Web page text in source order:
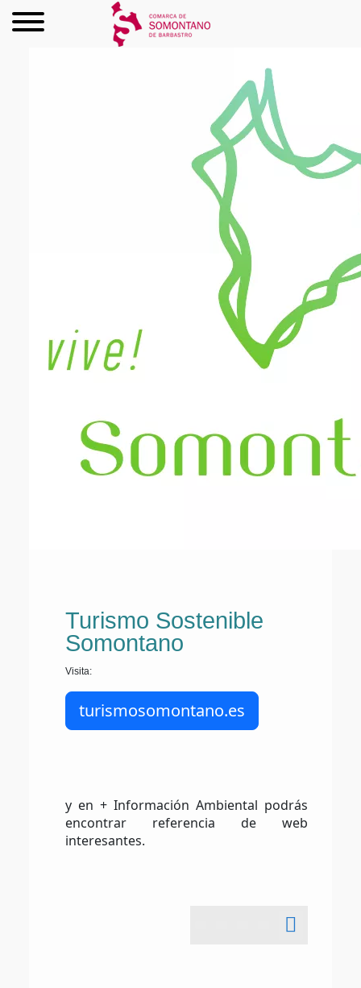
Turismo Sostenible
Somontano
Visita:
turismosomontano.es
y en + Información Ambiental podrás
encontrar referencia de web
interesantes.